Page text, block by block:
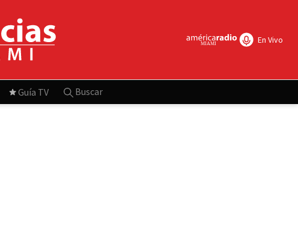
En Vivo
Guía TV Buscar